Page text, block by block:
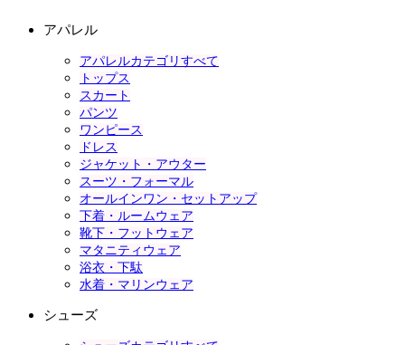
アパレル
アパレルカテゴリすべて
トップス
スカート
パンツ
ワンピース
ドレス
ジャケット・アウター
スーツ・フォーマル
オールインワン・セットアップ
下着・ルームウェア
靴下・フットウェア
マタニティウェア
浴衣・下駄
水着・マリンウェア
シューズ